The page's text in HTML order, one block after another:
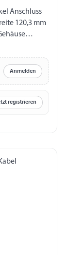
Anschluss
EMC, EMV,
Anmelden
registrieren